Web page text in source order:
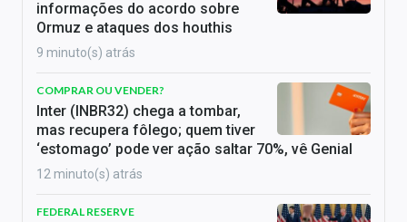
informações do acordo sobre
Ormuz e ataques dos houthis
9 minuto(s) atrás
COMPRAR OU VENDER?
Inter (INBR32) chega a tombar,
mas recupera fôlego; quem tiver
‘estomago’ pode ver ação saltar 70%, vê Genial
12 minuto(s) atrás
FEDERAL RESERVE